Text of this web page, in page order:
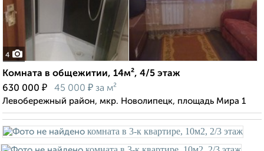
4
Комната в общежитии, 14м², 4/5 этаж
630 000 ₽ 45 000 ₽ за м²
Левобережный район, мкр. Новолипецк, площадь Мира 1